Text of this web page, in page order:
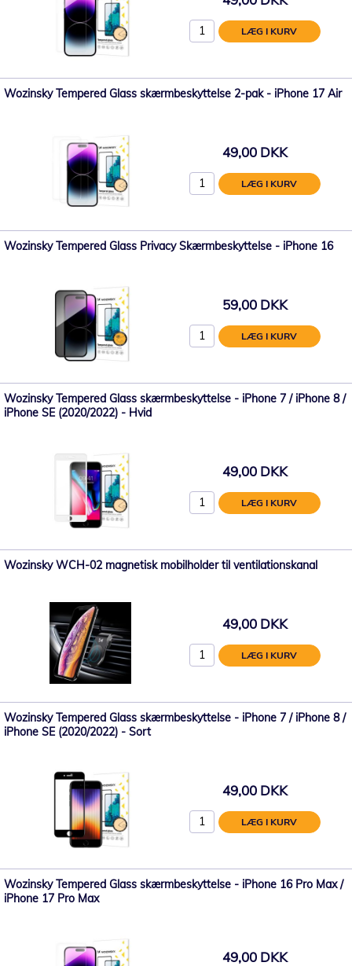
LÆG I KURV
Wozinsky Tempered Glass skærmbeskyttelse 2-pak - iPhone 17 Air
49,00 DKK
LÆG I KURV
Wozinsky Tempered Glass Privacy Skærmbeskyttelse - iPhone 16
59,00 DKK
LÆG I KURV
Wozinsky Tempered Glass skærmbeskyttelse - iPhone 7 / iPhone 8 /
iPhone SE (2020/2022) - Hvid
49,00 DKK
LÆG I KURV
Wozinsky WCH-02 magnetisk mobilholder til ventilationskanal
49,00 DKK
LÆG I KURV
Wozinsky Tempered Glass skærmbeskyttelse - iPhone 7 / iPhone 8 /
iPhone SE (2020/2022) - Sort
49,00 DKK
LÆG I KURV
Wozinsky Tempered Glass skærmbeskyttelse - iPhone 16 Pro Max /
iPhone 17 Pro Max
49,00 DKK